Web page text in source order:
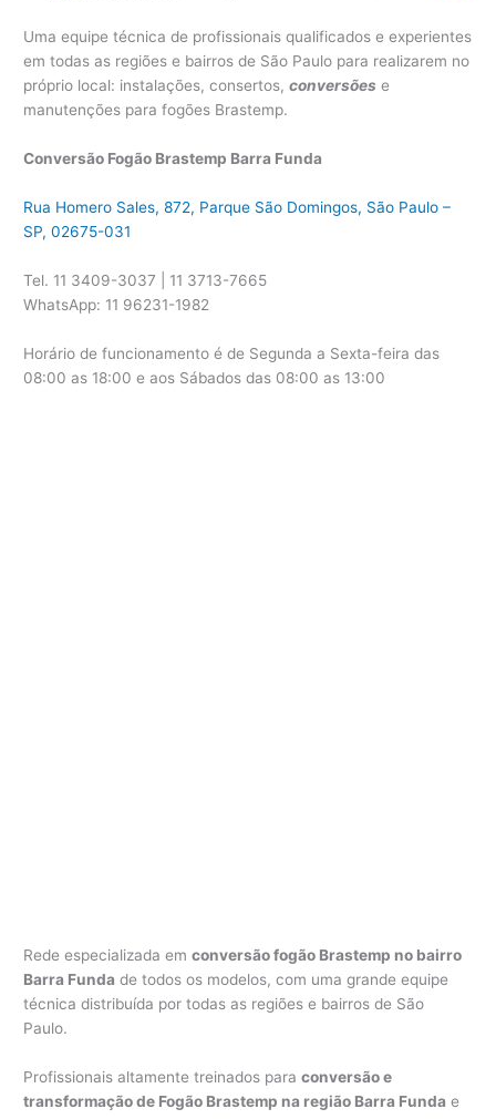
Uma equipe técnica de profissionais qualificados e experientes
em todas as regiões e bairros de São Paulo para realizarem no
próprio local: instalações, consertos,conversões e
manutenções para fogões Brastemp.
Conversão Fogão Brastemp Barra Funda
Rua Homero Sales, 872, Parque São Domingos, São Paulo –
SP, 02675-031
Tel. 11 3409-3037 | 11 3713-7665
WhatsApp: 11 96231-1982
Horário de funcionamento é de Segunda a Sexta-feira das
08:00 as 18:00 e aos Sábados das 08:00 as 13:00
Rede especializada emconversão fogão Brastemp no bairro
Barra Funda de todos os modelos, com uma grande equipe
técnica distribuída por todas as regiões e bairros de São
Paulo.
Profissionais altamente treinados paraconversão e
transformação de Fogão Brastemp na região Barra Funda e